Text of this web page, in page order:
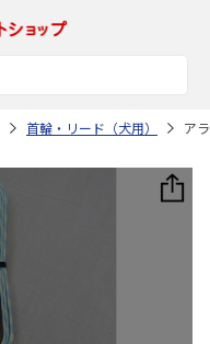
首輪・リード（犬用） ア